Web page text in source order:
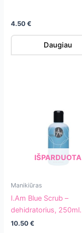
argano
aliejus,
4.50€
Daugiau
I.Am
dehidratorius,
IŠPARDUOTA
Manikiūras
I.Am Blue Scrub –
dehidratorius, 250ml.
10.50€